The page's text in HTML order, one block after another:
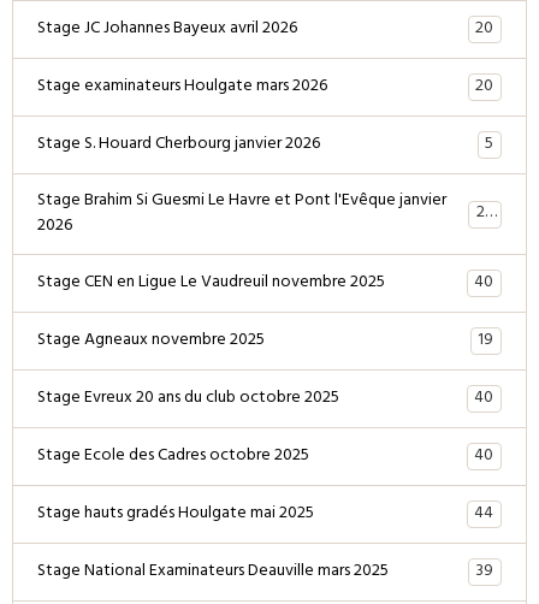
Stage JC Johannes Bayeux avril 2026
20
Stage examinateurs Houlgate mars 2026
20
Stage S. Houard Cherbourg janvier 2026
5
Stage Brahim Si Guesmi Le Havre et Pont l'Evêque janvier
2026 28
Stage CEN en Ligue Le Vaudreuil novembre 2025
40
Stage Agneaux novembre 2025
19
Stage Evreux 20 ans du club octobre 2025
40
Stage Ecole des Cadres octobre 2025
40
Stage hauts gradés Houlgate mai 2025
44
Stage National Examinateurs Deauville mars 2025
39